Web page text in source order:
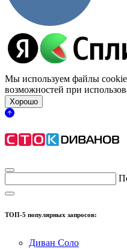
Мы используем файлы
возможностей при
Хорошо
ТОП-5 популярных запросов:
Диван Соло